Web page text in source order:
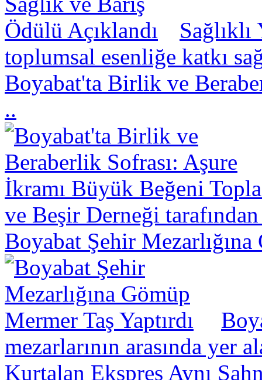
toplumsal esenliğe katkı
Boyabat'ta Birlik ve
..
ve Beşir Derneği
Boyabat Şehir Mezarlığına
mezarlarının arasında yer
Kurtalan Ekspres Aynı